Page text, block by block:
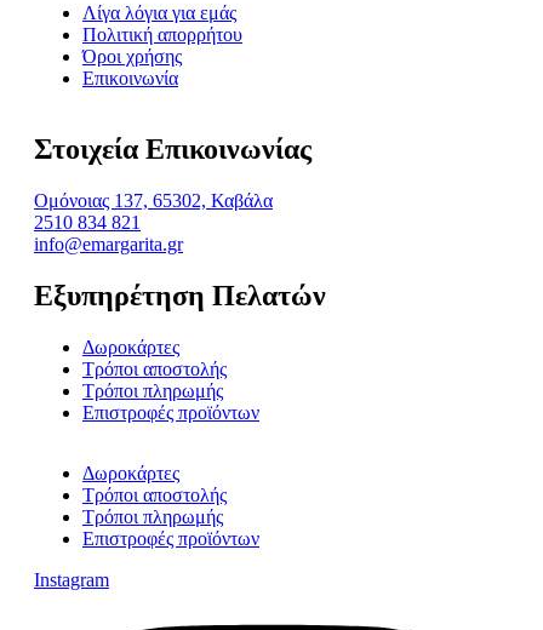
Λίγα λόγια για εμάς
Πολιτική απορρήτου
Όροι χρήσης
Επικοινωνία
Στοιχεία Επικοινωνίας
Ομόνοιας 137, 65302, Καβάλα
2510 834 821
info@emargarita.gr
Εξυπηρέτηση Πελατών
Δωροκάρτες
Τρόποι αποστολής
Τρόποι πληρωμής
Επιστροφές προϊόντων
Δωροκάρτες
Τρόποι αποστολής
Τρόποι πληρωμής
Επιστροφές προϊόντων
Instagram